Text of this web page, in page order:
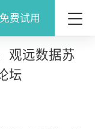
免费试用
观远数据苏
坛